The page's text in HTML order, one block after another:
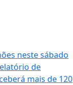
neste sábado
de
mais de 120